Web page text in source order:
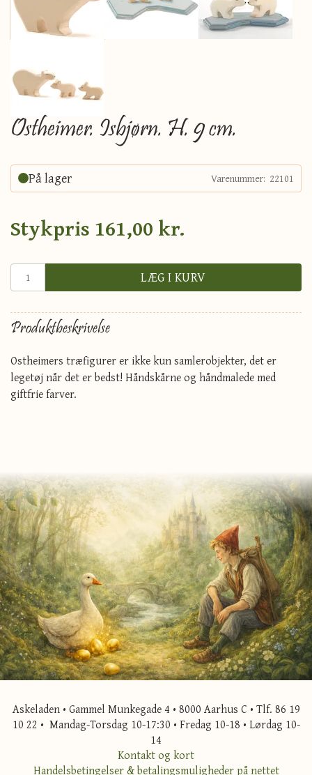
Ostheimer. Isbjørn. H. 9 cm.
På lager Varenummer: 22101
Stykpris 161,00 kr.
LÆG I KURV
Produktbeskrivelse
Ostheimers træfigurer er ikke kun samlerobjekter, det er
legetøj når det er bedst! Håndskårne og håndmalede med
giftfrie farver.
Askeladen • Gammel Munkegade 4 • 8000 Aarhus C • Tlf. 86 19
10 22 • Mandag-Torsdag 10-17:30 • Fredag 10-18 • Lørdag 10-
14
Kontakt og kort
Handelsbetingelser & betalingsmuligheder på nettet